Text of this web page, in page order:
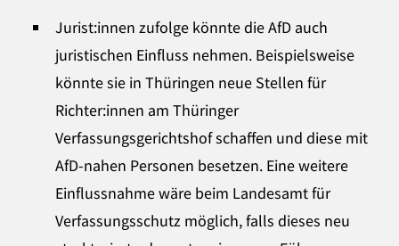
Jurist:innen zufolge könnte die AfD auch
juristischen Einfluss nehmen. Beispielsweise
könnte sie in Thüringen neue Stellen für
Richter:innen am Thüringer
Verfassungsgerichtshof schaffen und diese mit
AfD-nahen Personen besetzen. Eine weitere
Einflussnahme wäre beim Landesamt für
Verfassungsschutz möglich, falls dieses neu